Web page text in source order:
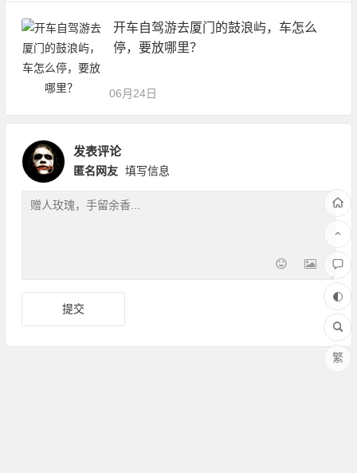
开车自驾游去厦门的鼓浪屿，车怎么
停，要放哪里？
06月24日
发表评论
匿名网友 填写信息
繁